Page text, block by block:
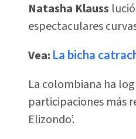
Natasha Klauss
espectaculares
Vea: La bicha
La colombiana ha
participaciones más
Elizondo’.